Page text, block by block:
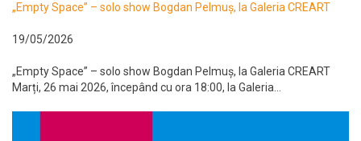
„Empty Space” – solo show Bogdan Pelmuș, la Galeria CREART
19/05/2026
„Empty Space” – solo show Bogdan Pelmuș, la Galeria CREART
Marți, 26 mai 2026, începând cu ora 18:00, la Galeria...